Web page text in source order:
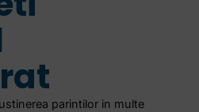
parintilor in multe